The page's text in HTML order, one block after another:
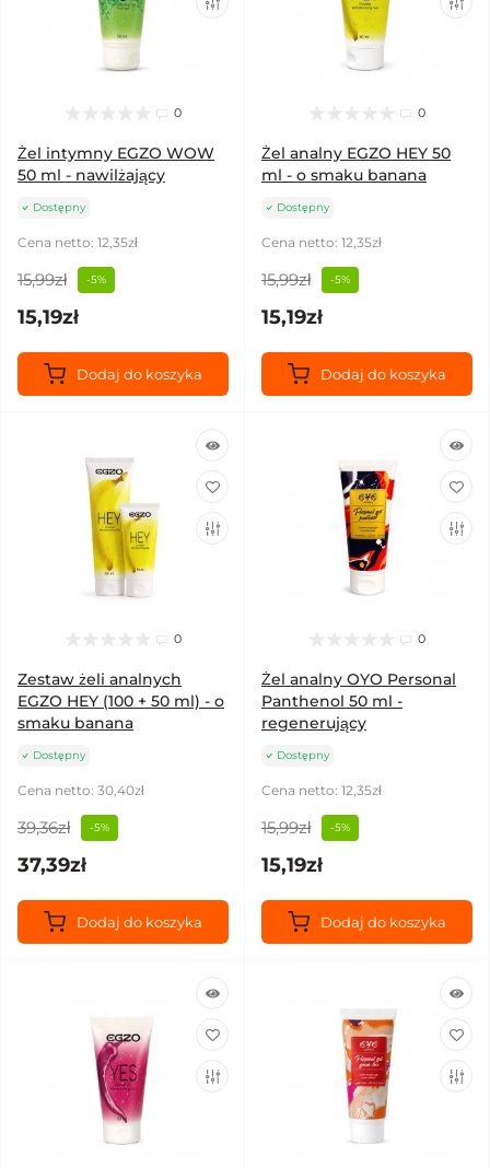
0
Żel intymny EGZO WOW
50 ml - nawilżający
Dostępny
Cena netto: 12,35zł
15,99zł -5%
15,19zł
Dodaj do koszyka
0
Żel analny EGZO HEY 50
ml - o smaku banana
Dostępny
Cena netto: 12,35zł
15,99zł -5%
15,19zł
Dodaj do koszyka
0
Zestaw żeli analnych
EGZO HEY (100 + 50 ml) - o
smaku banana
Dostępny
Cena netto: 30,40zł
39,36zł -5%
37,39zł
Dodaj do koszyka
0
Żel analny OYO Personal
Panthenol 50 ml -
regenerujący
Dostępny
Cena netto: 12,35zł
15,99zł -5%
15,19zł
Dodaj do koszyka